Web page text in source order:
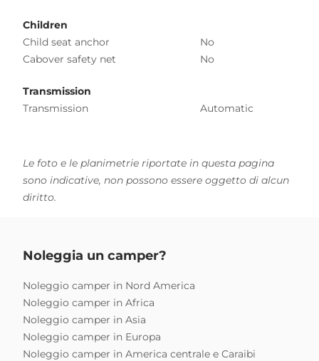
Children
Child seat anchor
No
Cabover safety net
No
Transmission
Transmission
Automatic
Le foto e le planimetrie riportate in questa pagina
sono indicative, non possono essere oggetto di alcun
diritto.
Noleggia un camper?
Noleggio camper in Nord America
Noleggio camper in Africa
Noleggio camper in Asia
Noleggio camper in Europa
Noleggio camper in America centrale e Caraibi